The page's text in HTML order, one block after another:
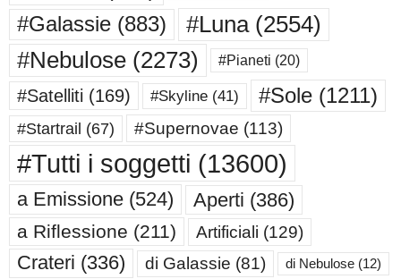
#Galassie (883) #Luna(2554)
#Nebulose (2273) #Pianeti (20)
#Satelliti (169) #Skyline (41) #Sole (1211)
#Startrail (67) #Supernovae (113)
#Tutti i soggetti (13600)
a Emissione (524) Aperti (386)
a Riflessione (211) Artificiali (129)
Crateri (336) di Galassie (81) di Nebulose (12)